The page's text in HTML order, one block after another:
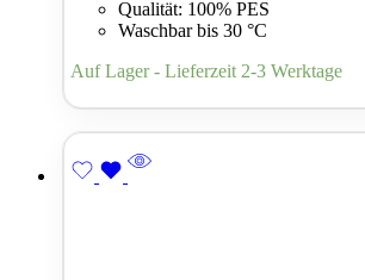
Qualität: 100% PES
Waschbar bis 30 °C
Auf Lager - Lieferzeit 2-3 Werktage